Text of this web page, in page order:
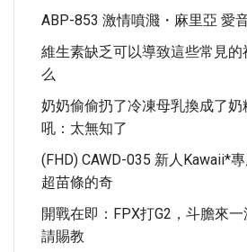
ABP-853 激情噴濺・麻里亞 愛
維生素缺乏可以導致這些常見
么
奶奶偷偷扔了冷凍母乳換成了奶
吼：太無知了
(FHD) CAWD-035 新人kawaii*
超苗條的奇
開戰在即：FPX打G2，斗膽來
請賜教